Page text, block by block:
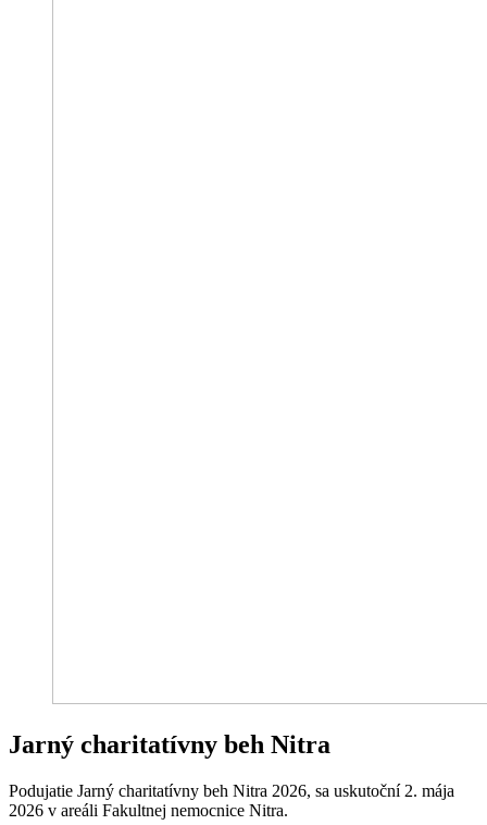
Jarný charitatívny beh Nitra
Podujatie Jarný charitatívny beh Nitra 2026, sa uskutoční 2. mája
2026 v areáli Fakultnej nemocnice Nitra.